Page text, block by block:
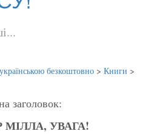
безкоштовно > Книги >
заголовок:
УВАГА!